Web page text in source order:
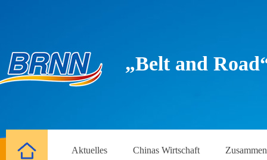
„Belt and
Aktuelles Chinas Wirtschaft